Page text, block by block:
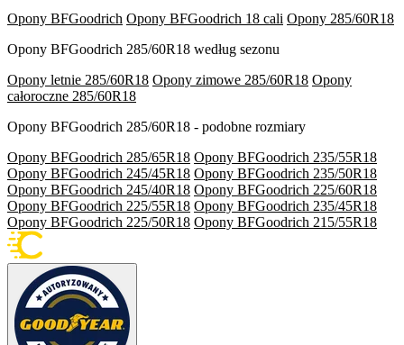
Opony BFGoodrich Opony BFGoodrich 18 cali Opony 285/60R18
Opony BFGoodrich 285/60R18 według sezonu
Opony letnie 285/60R18 Opony zimowe 285/60R18 Opony
całoroczne 285/60R18
Opony BFGoodrich 285/60R18 - podobne rozmiary
Opony BFGoodrich 285/65R18 Opony BFGoodrich 235/55R18
Opony BFGoodrich 245/45R18 Opony BFGoodrich 235/50R18
Opony BFGoodrich 245/40R18 Opony BFGoodrich 225/60R18
Opony BFGoodrich 225/55R18 Opony BFGoodrich 235/45R18
Opony BFGoodrich 225/50R18 Opony BFGoodrich 215/55R18